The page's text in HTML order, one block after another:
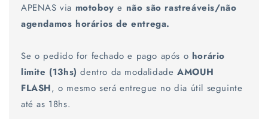
APENAS via motoboy e não são rastreáveis/não
agendamos horários de entrega.
Se o pedido for fechado e pago após o horário
limite (13hs) dentro da modalidadeAMOUH
FLASH, o mesmo será entregue no dia útil seguinte
até as 18hs.